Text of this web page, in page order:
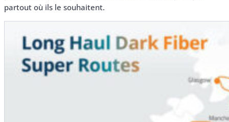
partout où ils le souhaitent.